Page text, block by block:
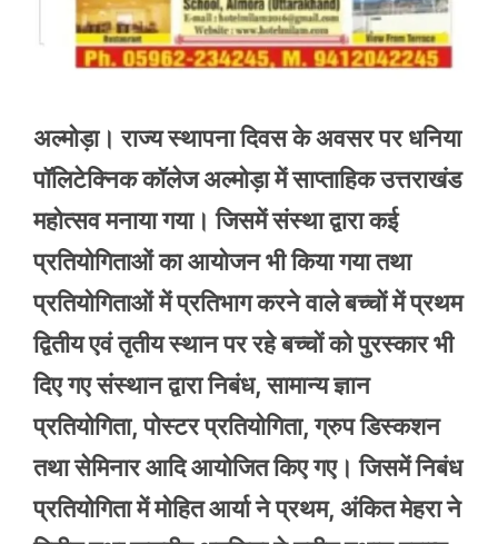
अल्मोड़ा। राज्य स्थापना दिवस के अवसर पर धनिया
पॉलिटेक्निक कॉलेज अल्मोड़ा में साप्ताहिक उत्तराखंड
महोत्सव मनाया गया। जिसमें संस्था द्वारा कई
प्रतियोगिताओं का आयोजन भी किया गया तथा
प्रतियोगिताओं में प्रतिभाग करने वाले बच्चों में प्रथम
द्वितीय एवं तृतीय स्थान पर रहे बच्चों को पुरस्कार भी
दिए गए संस्थान द्वारा निबंध, सामान्य ज्ञान
प्रतियोगिता, पोस्टर प्रतियोगिता, ग्रुप डिस्कशन
तथा सेमिनार आदि आयोजित किए गए। जिसमें निबंध
प्रतियोगिता में मोहित आर्या ने प्रथम, अंकित मेहरा ने